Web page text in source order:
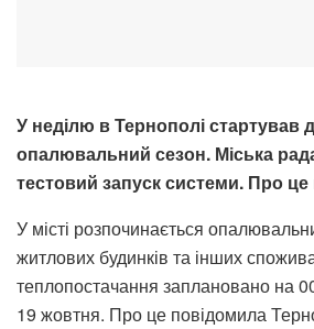
У неділю в Тернополі стартував
опалювальний сезон. Міська
тестовий запуск системи. Про
У місті розпочинається
житлових будинків та інших
теплопостачання заплановано на
19 жовтня. Про це повідомила